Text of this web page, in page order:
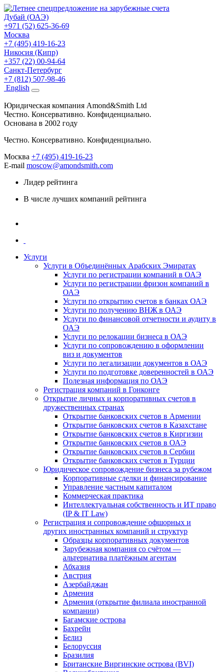
Дубай (ОАЭ)
+971 (52) 625-36-69
Москва
+7 (495) 419-16-23
Никосия (Кипр)
+357 (22) 00-94-64
Санкт-Петербург
+7 (812) 507-98-46
English
Юридическая компания Amond&Smith Ltd
Честно. Консервативно. Конфиденциально.
Основана в 2002 году
Честно. Консервативно. Конфиденциально.
Москва +7 (495) 419-16-23
E-mail moscow@amondsmith.com
Лидер рейтинга
В числе лучших компаний рейтинга
Услуги
Услуги в Объединённых Арабских Эмиратах
Услуги по регистрации компаний в ОАЭ
Услуги по регистрации фризон компаний в
ОАЭ
Услуги по открытию счетов в банках ОАЭ
Услуги по получению ВНЖ в ОАЭ
Услуги по финансовой отчетности и аудиту в
ОАЭ
Услуги по релокации бизнеса в ОАЭ
Услуги по сопровождению в оформлении
виз и документов
Услуги по легализации документов в ОАЭ
Услуги по подготовке доверенностей в ОАЭ
Полезная информация по ОАЭ
Регистрация компаний в Гонконге
Открытие личных и корпоративных счетов в
дружественных странах
Открытие банковских счетов в Армении
Открытие банковских счетов в Казахстане
Открытие банковских счетов в Киргизии
Открытие банковских счетов в ОАЭ
Открытие банковских счетов в Сербии
Открытие банковских счетов в Турции
Юридическое сопровождение бизнеса за рубежом
Корпоративные сделки и финансирование
Управление частным капиталом
Коммерческая практика
Интеллектуальная собственность и ИТ право
(IP & IT Law)
Регистрация и сопровождение офшорных и
других иностранных компаний и структур
Образцы корпоративных документов
Зарубежная компания со счётом —
альтернатива платёжным агентам
Абхазия
Австрия
Азербайджан
Армения
Армения (открытие филиала иностранной
компании)
Багамские острова
Бахрейн
Белиз
Белоруссия
Бразилия
Британские Виргинские острова (BVI)